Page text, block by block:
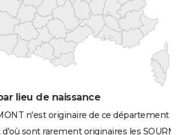
lieu de naissance
n'est originaire de ce département
sont rarement originaires les